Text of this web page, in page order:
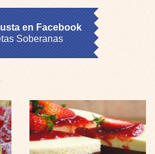
en Facebook
Soberanas